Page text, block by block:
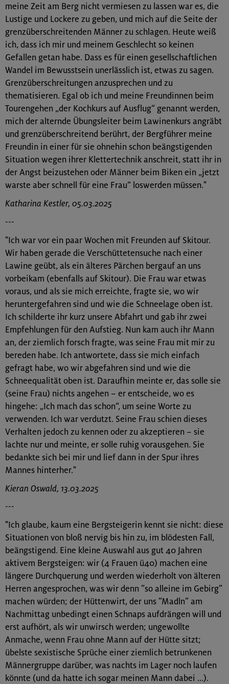
meine Zeit am Berg nicht vermiesen zu lassen war es, die
Lustige und Lockere zu geben, und mich auf die Seite der
grenzüberschreitenden Männer zu schlagen. Heute weiß
ich, dass ich mir und meinem Geschlecht so keinen
Gefallen getan habe. Dass es für einen gesellschaftlichen
Wandel im Bewusstsein unerlässlich ist, etwas zu sagen.
Grenzüberschreitungen anzusprechen und zu
thematisieren. Egal ob ich und meine Freundinnen beim
Tourengehen „der Kochkurs auf Ausflug“ genannt werden,
mich der alternde Übungsleiter beim Lawinenkurs angräbt
und grenzüberschreitend berührt, der Bergführer meine
Freundin in einer für sie ohnehin schon beängstigenden
Situation wegen ihrer Klettertechnik anschreit, statt ihr in
der Angst beizustehen oder Männer beim Biken ein „jetzt
warste aber schnell für eine Frau“ loswerden müssen."
Katharina Kestler, 05.03.2025
---
"Ich war vor ein paar Wochen mit Freunden auf Skitour.
Wir haben gerade die Verschüttetensuche nach einer
Lawine geübt, als ein älteres Pärchen bergauf an uns
vorbeikam (ebenfalls auf Skitour). Die Frau war etwas
voraus, und als sie mich erreichte, fragte sie, wo wir
heruntergefahren sind und wie die Schneelage oben ist.
Ich schilderte ihr kurz unsere Abfahrt und gab ihr zwei
Empfehlungen für den Aufstieg. Nun kam auch ihr Mann
an, der ziemlich forsch fragte, was seine Frau mit mir zu
bereden habe. Ich antwortete, dass sie mich einfach
gefragt habe, wo wir abgefahren sind und wie die
Schneequalität oben ist. Daraufhin meinte er, das solle sie
(seine Frau) nichts angehen – er entscheide, wo es
hingehe: „Ich mach das schon“, um seine Worte zu
verwenden. Ich war verdutzt. Seine Frau schien dieses
Verhalten jedoch zu kennen oder zu akzeptieren – sie
lachte nur und meinte, er solle ruhig vorausgehen. Sie
bedankte sich bei mir und lief dann in der Spur ihres
Mannes hinterher."
Kieran Oswald, 13.03.2025
---
"Ich glaube, kaum eine Bergsteigerin kennt sie nicht: diese
Situationen von bloß nervig bis hin zu, im blödesten Fall,
beängstigend. Eine kleine Auswahl aus gut 40 Jahren
aktivem Bergsteigen: wir (4 Frauen ü40) machen eine
längere Durchquerung und werden wiederholt von älteren
Herren angesprochen, was wir denn ”so alleine im Gebirg”
machen würden; der Hüttenwirt, der uns ”Madln” am
Nachmittag unbedingt einen Schnaps aufdrängen will und
erst aufhört, als wir unwirsch werden; ungewollte
Anmache, wenn Frau ohne Mann auf der Hütte sitzt;
übelste sexistische Sprüche einer ziemlich betrunkenen
Männergruppe darüber, was nachts im Lager noch laufen
könnte (und da hatte ich sogar meinen Mann dabei ...).